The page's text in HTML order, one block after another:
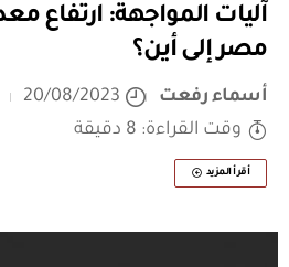
آليات المواجهة: ارتفاع
مصر إلى أين؟
أسماء رفعت
20/08/2023
وقت القراءة: 8 دقيقة
أقرأ المزيد